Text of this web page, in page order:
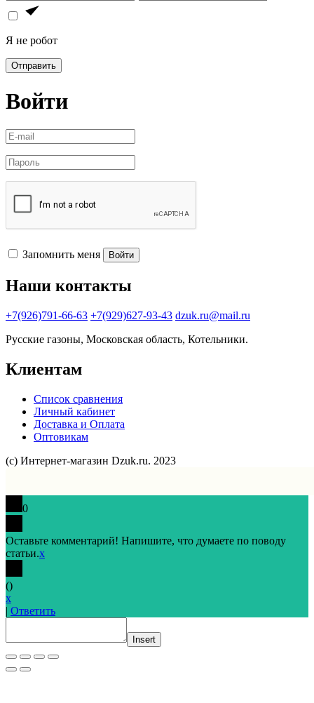
Я не робот
Отправить
Войти
Запомнить меня Войти
Наши контакты
+7(926)791-66-63 +7(929)627-93-43 dzuk.ru@mail.ru
Русские газоны, Московская область, Котельники.
Клиентам
Список сравнения
Личный кабинет
Доставка и Оплата
Оптовикам
(с) Интернет-магазин Dzuk.ru. 2023
0
Оставьте комментарий! Напишите, что думаете по поводу
статьи.x
()
x
| Ответить
Insert